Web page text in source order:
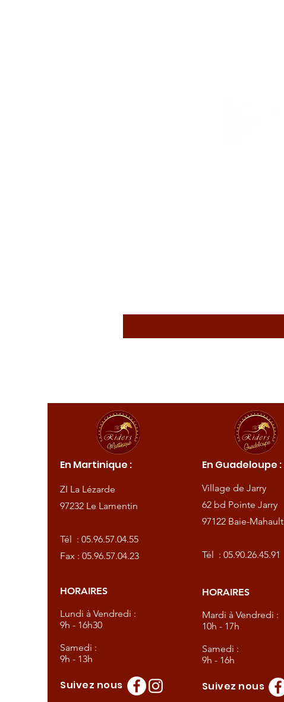
En Martinique :
ZI La Lézarde
97232 Le Lamentin
Tél :05.96.57.04.55
Fax : 05.96.57.04.23
HORAIRES
Lundi à Vendredi :
9h - 16h30
Samedi :
9h - 13h
Suivez nous
En Guadeloupe :
Village de Jarry
62 bd Pointe Jarry
97122 Baie-Mahault
Tél : 05.90.26.45.91
HORAIRES
Mardi à Vendredi :
10h - 17h
Samedi :
9h - 16h
Suivez nous